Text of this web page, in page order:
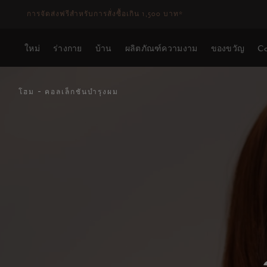
การจัดส่งอาจล่าช้า สำหรับคำสั่งซื้อที่สั่งระหว่างวันที่ 23-27 สิงหาคม*
ใหม่ ร่างกาย บ้าน ผลิตภัณฑ์ความงาม ของขวัญ
โฮม - คอลเล็กชันบำรุงผม